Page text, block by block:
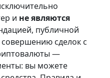
и не являются
публичной
сделок с
—
вы можете